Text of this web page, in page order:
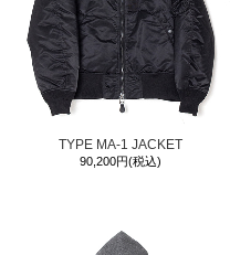
TYPE MA-1 JACKET
90,200円(税込)